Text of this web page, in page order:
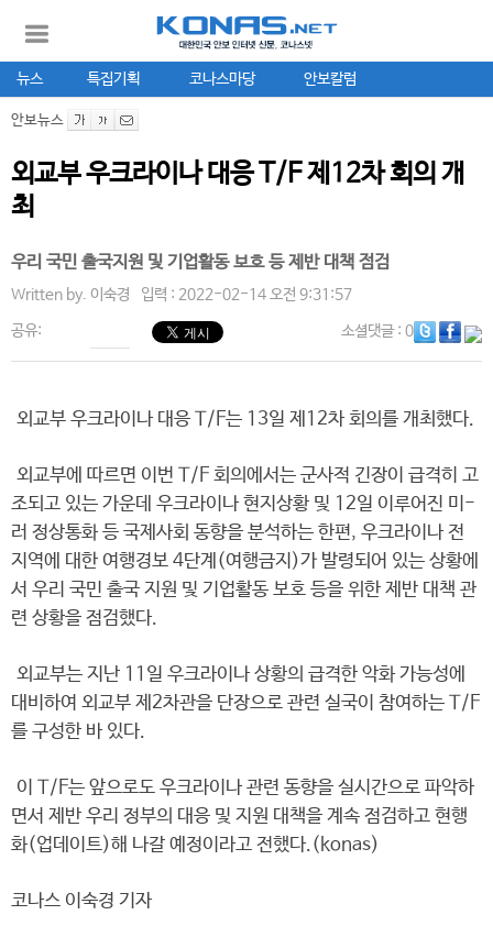
뉴스 특집기획 코나스마당 안보칼럼
안보뉴스
외교부 우크라이나 대응 T/F 제12차 회의 개
최
우리 국민 출국지원 및 기업활동 보호 등 제반 대책 점검
Written by. 이숙경 입력 : 2022-02-14 오전 9:31:57
공유: 소셜댓글: 0
외교부 우크라이나 대응 T/F는 13일 제12차 회의를 개최했다.
외교부에 따르면 이번 T/F 회의에서는 군사적 긴장이 급격히 고
조되고 있는 가운데 우크라이나 현지상황 및 12일 이루어진 미-
러 정상통화 등 국제사회 동향을 분석하는 한편, 우크라이나 전
지역에 대한 여행경보 4단계(여행금지)가 발령되어 있는 상황에
서 우리 국민 출국 지원 및 기업활동 보호 등을 위한 제반 대책 관
련 상황을 점검했다.
외교부는 지난 11일 우크라이나 상황의 급격한 악화 가능성에
대비하여 외교부 제2차관을 단장으로 관련 실국이 참여하는 T/F
를 구성한 바 있다.
이 T/F는 앞으로도 우크라이나 관련 동향을 실시간으로 파악하
면서 제반 우리 정부의 대응 및 지원 대책을 계속 점검하고 현행
화(업데이트)해 나갈 예정이라고 전했다.(konas)
코나스 이숙경 기자